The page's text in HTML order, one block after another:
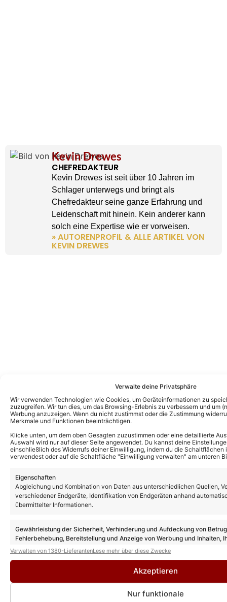
Verwalte deine Privatsphäre
Wir verwenden Technologien wie Cookies, um Geräteinformationen zu
zuzugreifen. Wir tun dies, um das Browsing-Erlebnis zu verbessern und um
Werbung anzuzeigen. Wenn du nicht zustimmst oder die Zustimmung
Merkmale und Funktionen beeinträchtigen.
Klicke unten, um dem oben Gesagten zuzustimmen oder eine detaillierte
Auswahl wird nur auf dieser Seite angewendet. Du kannst deine
einschließlich des Widerrufs deiner Einwilligung, indem du die
verwendest oder auf die Schaltfläche "Einwilligung verwalten" am unteren
Eigenschaften
Abgleichung und Kombination von Daten aus unterschiedlichen Quellen,
verschiedener Endgeräte, Identifikation von Endgeräten anhand
übermittelter Informationen.
Gewährleistung der Sicherheit, Verhinderung und Aufdeckung von
Fehlerbehebung, Bereitstellung und Anzeige von Werbung und Inhalten,
Entscheidungen zum Datenschutz speichern und übermitteln.
Verwalten von 1380-LieferantenLese mehr über diese Zwecke
Akzeptieren
Nur funktionale
Kevin Drewes
CHEFREDAKTEUR
Kevin Drewes ist seit über 10 Jahren im
Schlager unterwegs und bringt als
Chefredakteur seine ganze Erfahrung und
Leidenschaft mit hinein. Kein anderer kann
solch eine Expertise wie er vorweisen.
» AUTORENPROFIL & ALLE ARTIKEL VON
KEVIN DREWES
Das könnte Euch auch interessieren:
„Gefragt – Gejagt“ heute: Gäste und